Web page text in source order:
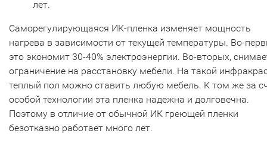
лет.
Саморегулирующаяся ИК-пленка изменяет мощность
нагрева в зависимости от текущей температуры. Во-
это экономит 30-40% электроэнергии. Во-вторых,
ограничение на расстановку мебели. На такой
теплый пол можно ставить любую мебель. К том же за
особой технологии эта пленка надежна и долговечна.
Поэтому в отличие от обычной ИК греющей пленки
безотказно работает много лет.